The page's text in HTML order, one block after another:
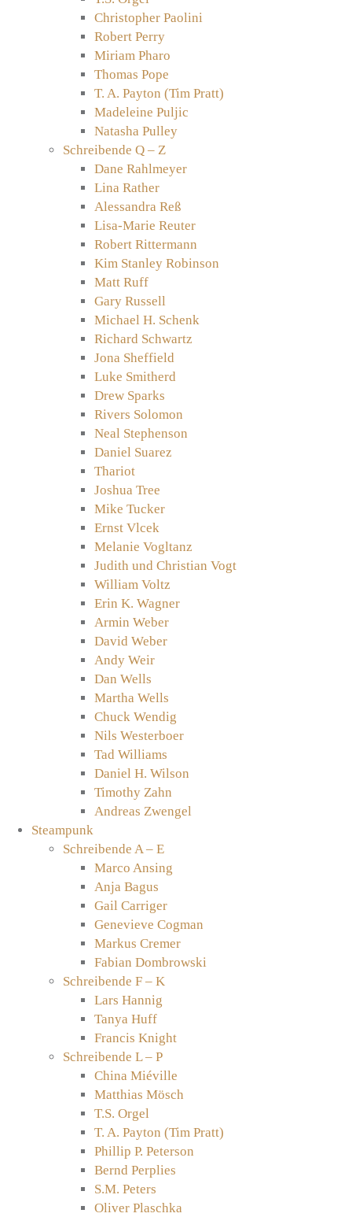
Christopher Paolini
Robert Perry
Miriam Pharo
Thomas Pope
T. A. Payton (Tim Pratt)
Madeleine Puljic
Natasha Pulley
Schreibende Q – Z
Dane Rahlmeyer
Lina Rather
Alessandra Reß
Lisa-Marie Reuter
Robert Rittermann
Kim Stanley Robinson
Matt Ruff
Gary Russell
Michael H. Schenk
Richard Schwartz
Jona Sheffield
Luke Smitherd
Drew Sparks
Rivers Solomon
Neal Stephenson
Daniel Suarez
Thariot
Joshua Tree
Mike Tucker
Ernst Vlcek
Melanie Vogltanz
Judith und Christian Vogt
William Voltz
Erin K. Wagner
Armin Weber
David Weber
Andy Weir
Dan Wells
Martha Wells
Chuck Wendig
Nils Westerboer
Tad Williams
Daniel H. Wilson
Timothy Zahn
Andreas Zwengel
Steampunk
Schreibende A – E
Marco Ansing
Anja Bagus
Gail Carriger
Genevieve Cogman
Markus Cremer
Fabian Dombrowski
Schreibende F – K
Lars Hannig
Tanya Huff
Francis Knight
Schreibende L – P
China Miéville
Matthias Mösch
T.S. Orgel
T. A. Payton (Tim Pratt)
Phillip P. Peterson
Bernd Perplies
S.M. Peters
Oliver Plaschka